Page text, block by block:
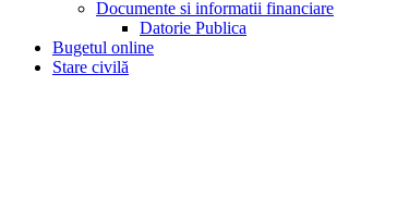
Documente si informatii financiare
Datorie Publica
Bugetul online
Stare civilă